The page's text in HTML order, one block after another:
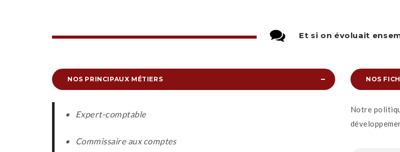
Et si on évoluait
NOS PRINCIPAUX MÉTIERS
• Expert-comptable
• Commissaire aux comptes
NOS
Notre